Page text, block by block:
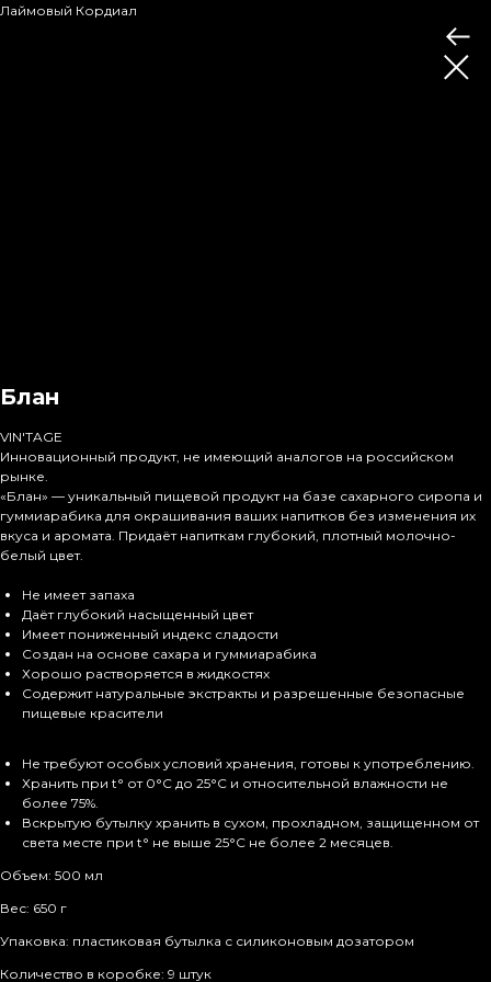
Лаймовый Кордиал
Блан
VIN'TAGE
Инновационный продукт, не имеющий аналогов на российском
рынке.
«Блан» — уникальный пищевой продукт на базе сахарного сиропа и
гуммиарабика для окрашивания ваших напитков без изменения их
вкуса и аромата. Придаёт напиткам глубокий, плотный молочно-
белый цвет.
Не имеет запаха
Даёт глубокий насыщенный цвет
Имеет пониженный индекс сладости
Создан на основе сахара и гуммиарабика
Хорошо растворяется в жидкостях
Содержит натуральные экстракты и разрешенные безопасные
пищевые красители
Не требуют особых условий хранения, готовы к употреблению.
Хранить при t° от 0°С до 25°С и относительной влажности не
более 75%.
Вскрытую бутылку хранить в сухом, прохладном, защищенном от
света месте при t° не выше 25°С не более 2 месяцев.
Объем: 500 мл
Вес: 650 г
Упаковка: пластиковая бутылка с силиконовым дозатором
Количество в коробке: 9 штук